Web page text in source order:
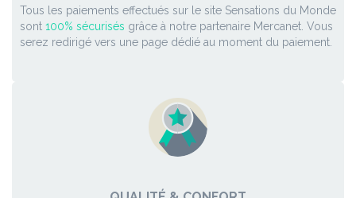
Tous les paiements effectués sur le site Sensations du Monde
sont 100% sécurisés grâce à notre partenaire Mercanet. Vous
serez redirigé vers une page dédié au moment du paiement.